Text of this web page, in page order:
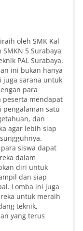
oleh SMK Kal
5 Surabaya
PAL Surabaya.
ini bukan hanya
juga sarana untuk
para
peserta mendapat
pengalaman satu
dan
agar lebih siap
siswa dapat
dalam
diri untuk
dan siap
Lomba ini juga
untuk meraih
teknik,
yang terus